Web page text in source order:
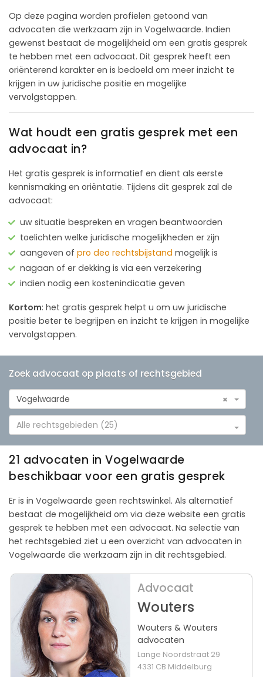
Op deze pagina worden profielen getoond van
advocaten die werkzaam zijn in Vogelwaarde. Indien
gewenst bestaat de mogelijkheid om een gratis gesprek
te hebben met een advocaat. Dit gesprek heeft een
oriënterend karakter en is bedoeld om meer inzicht te
krijgen in uw juridische positie en mogelijke
vervolgstappen.
Wat houdt een gratis gesprek met een
advocaat in?
Het gratis gesprek is informatief en dient als eerste
kennismaking en oriëntatie. Tijdens dit gesprek zal de
advocaat:
uw situatie bespreken en vragen beantwoorden
toelichten welke juridische mogelijkheden er zijn
aangeven of pro deo rechtsbijstand mogelijk is
nagaan of er dekking is via een verzekering
indien nodig een kostenindicatie geven
Kortom: het gratis gesprek helpt u om uw juridische
positie beter te begrijpen en inzicht te krijgen in mogelijke
vervolgstappen.
Zoek advocaat op plaats of rechtsgebied
×
Vogelwaarde
Alle rechtsgebieden (25)
21 advocaten in Vogelwaarde
beschikbaar voor een gratis gesprek
Er is in Vogelwaarde geen rechtswinkel. Als alternatief
bestaat de mogelijkheid om via deze website een gratis
gesprek te hebben met een advocaat. Na selectie van
het rechtsgebied ziet u een overzicht van advocaten in
Vogelwaarde die werkzaam zijn in dit rechtsgebied.
Advocaat
Wouters
Wouters & Wouters
advocaten
Lange Noordstraat 29
4331 CB Middelburg